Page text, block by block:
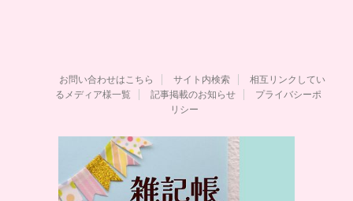
お問い合わせはこちら サイト内検索
相互リンクしてい
るメディア様一覧
記事掲載のお知らせ
プライバシーポ
リシー